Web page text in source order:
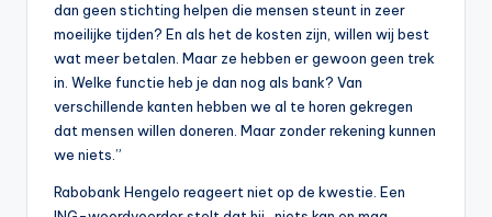
dan geen stichting helpen die mensen steunt in zeer
moeilijke tijden? En als het de kosten zijn, willen wij best
wat meer betalen. Maar ze hebben er gewoon geen trek
in. Welke functie heb je dan nog als bank? Van
verschillende kanten hebben we al te horen gekregen
dat mensen willen doneren. Maar zonder rekening kunnen
we niets.”
Rabobank Hengelo reageert niet op de kwestie. Een